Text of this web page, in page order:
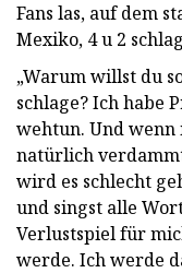
Fans las, auf dem
Mexiko, 4 u 2
„Warum willst du
schlage? Ich habe
wehtun. Und wenn
natürlich
wird es schlecht
und singst alle
Verlustspiel für
werde. Ich werde